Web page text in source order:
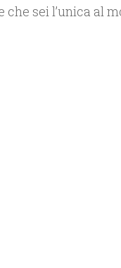
che sei l’unica al